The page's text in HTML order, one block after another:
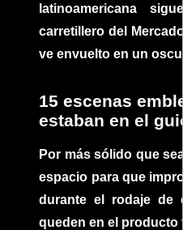
latinoamericana
carretillero del
ve envuelto en un
15 escenas
estaban en el
Por más sólido que
espacio para que
durante el rodaje de
queden en el producto